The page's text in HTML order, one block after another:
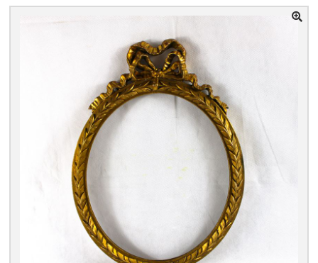
VERGANGENE AUKTIONEN
NEWSLETTER